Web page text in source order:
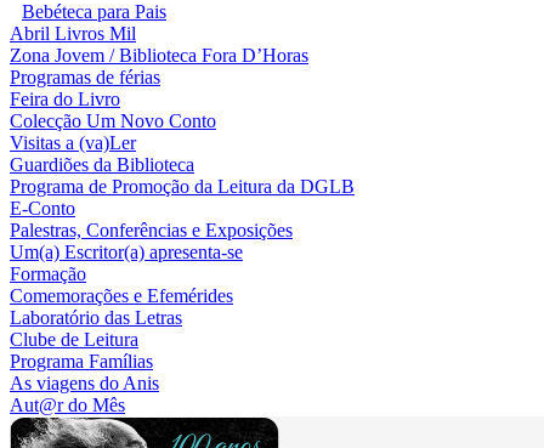
Bebéteca para Pais
Abril Livros Mil
Zona Jovem / Biblioteca Fora D’Horas
Programas de férias
Feira do Livro
Colecção Um Novo Conto
Visitas a (va)Ler
Guardiões da Biblioteca
Programa de Promoção da Leitura da DGLB
E-Conto
Palestras, Conferências e Exposições
Um(a) Escritor(a) apresenta-se
Formação
Comemorações e Efemérides
Laboratório das Letras
Clube de Leitura
Programa Famílias
As viagens do Anis
Aut@r do Mês